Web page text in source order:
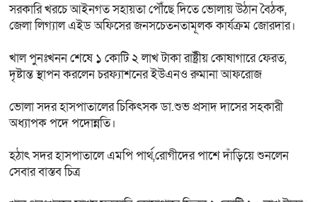
সরকারি খরচে আইনগত সহায়তা পৌঁছে দিতে ভোলায় উঠান বৈঠক,
জেলা লিগ্যাল এইড অফিসের জনসচেতনতামূলক কার্যক্রম জোরদার।
খাল পুনঃখনন শেষে ১ কোটি ২ লাখ টাকা রাষ্ট্রীয় কোষাগারে ফেরত,
দৃষ্টান্ত স্থাপন করলেন চরফ্যাশনের ইউএনও রুমানা আফরোজ
ভোলা সদর হাসপাতালের চিকিৎসক ডা.শুভ প্রসাদ দাসের সহকারী
অধ্যাপক পদে পদোন্নতি।
হঠাৎ সদর হাসপাতালে এমপি পার্থ,রোগীদের পাশে দাঁড়িয়ে শুনলেন
সেবার বাস্তব চিত্র